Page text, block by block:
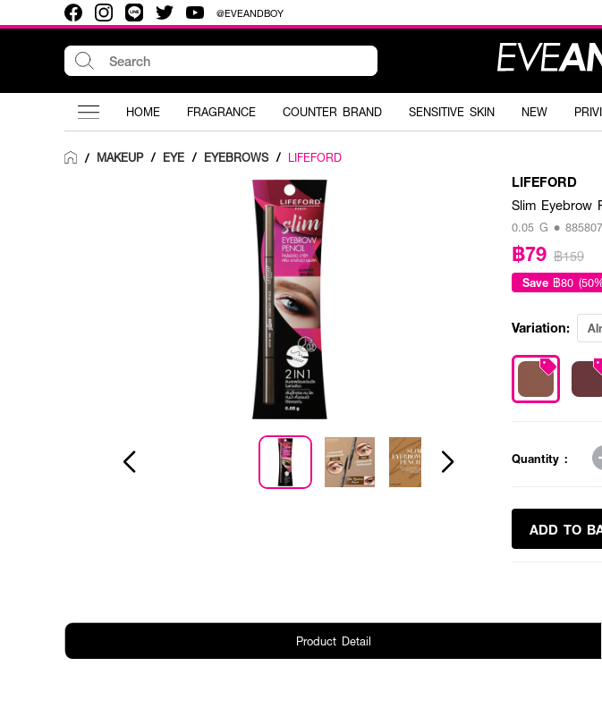
@EVEANDBOY
HOME FRAGRANCE COUNTER BRAND SENSITIVE SKIN NEW
/ MAKEUP / EYE / EYEBROWS / LIFEFORD
LIFEFORD
Slim Eyebrow
0.05 G •
฿79 ฿159
Save ฿80
Variation:
Quantity :
ADD TO
Product Detail